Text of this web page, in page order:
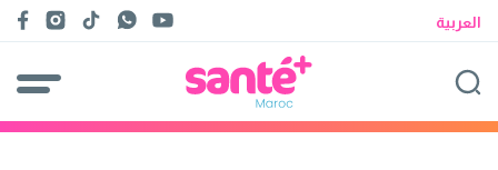
العربية